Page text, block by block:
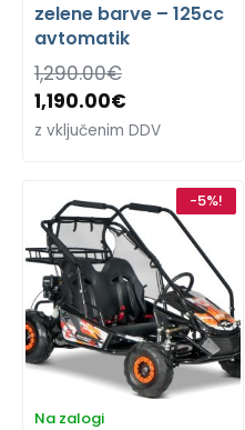
zelene barve – 125cc
avtomatik
1,290.00€
1,190.00€
z vključenim DDV
-5%!
Na zalogi